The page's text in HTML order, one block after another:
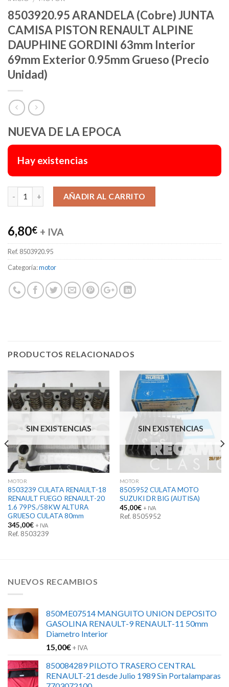
8503920.95 ARANDELA (Cobre) JUNTA
CAMISA PISTON RENAULT ALPINE
DAUPHINE GORDINI 63mm Interior
69mm Exterior 0.95mm Grueso (Precio
Unidad)
NUEVA DE LA EPOCA
Hay existencias
AÑADIR AL CARRITO
6,80€ + IVA
Ref. 8503920.95
Categoría:motor
PRODUCTOS RELACIONADOS
SIN EXISTENCIAS
MOTOR
8503239 CULATA RENAULT-18
RENAULT FUEGO RENAULT-20
1.6 79PS./58KW ALTURA
GRUESO CULATA 80mm
345,00€ + IVA
Ref. 8503239
SIN EXISTENCIAS
MOTOR
8505952 CULATA MOTO
SUZUKI DR BIG (AUTISA)
45,00€ + IVA
Ref. 8505952
NUEVOS RECAMBIOS
850ME07514 MANGUITO UNION DEPOSITO
GASOLINA RENAULT-9 RENAULT-11 50mm
Diametro Interior
15,00€+ IVA
850084289 PILOTO TRASERO CENTRAL
RENAULT-21 desde Julio 1989 Sin Portalamparas